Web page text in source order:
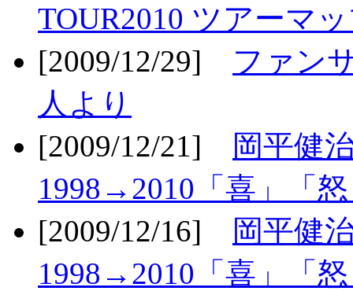
TOUR2010 ツアーマ
[2009/12/29] ファン
人より
[2009/12/21]
岡平健
1998→2010「喜」「
[2009/12/16]
岡平健
1998→2010「喜」「